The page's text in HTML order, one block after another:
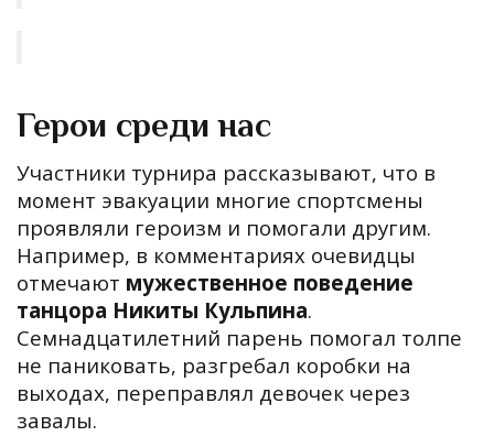
Герои среди нас
Участники турнира рассказывают, что в
момент эвакуации многие спортсмены
проявляли героизм и помогали другим.
Например, в комментариях очевидцы
отмечают мужественное поведение
танцора Никиты Кульпина.
Семнадцатилетний парень помогал толпе
не паниковать, разгребал коробки на
выходах, переправлял девочек через
завалы.